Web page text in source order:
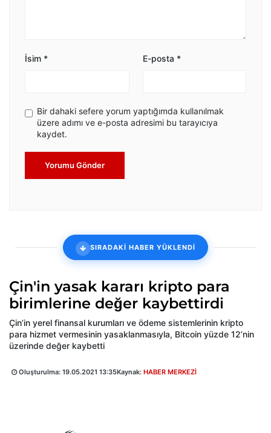
İsim * E-posta *
Bir dahaki sefere yorum yaptığımda kullanılmak
üzere adımı ve e-posta adresimi bu tarayıcıya
kaydet.
Yorumu Gönder
SIRADAKİ HABER YÜKLENDİ
Çin'in yasak kararı kripto para
birimlerine değer kaybettirdi
Çin’in yerel finansal kurumları ve ödeme sistemlerinin kripto
para hizmet vermesinin yasaklanmasıyla, Bitcoin yüzde 12’nin
üzerinde değer kaybetti
Oluşturulma: 19.05.2021 13:35Kaynak: HABER MERKEZİ